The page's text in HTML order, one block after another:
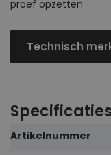
proef opzetten
Technisch
Specificaties
Meer
Artikelnummer